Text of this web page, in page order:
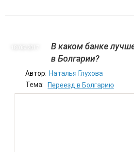
В каком банке
в Болгарии?
Автор: Наталья Глухова
Тема:
Переезд в Болгарию